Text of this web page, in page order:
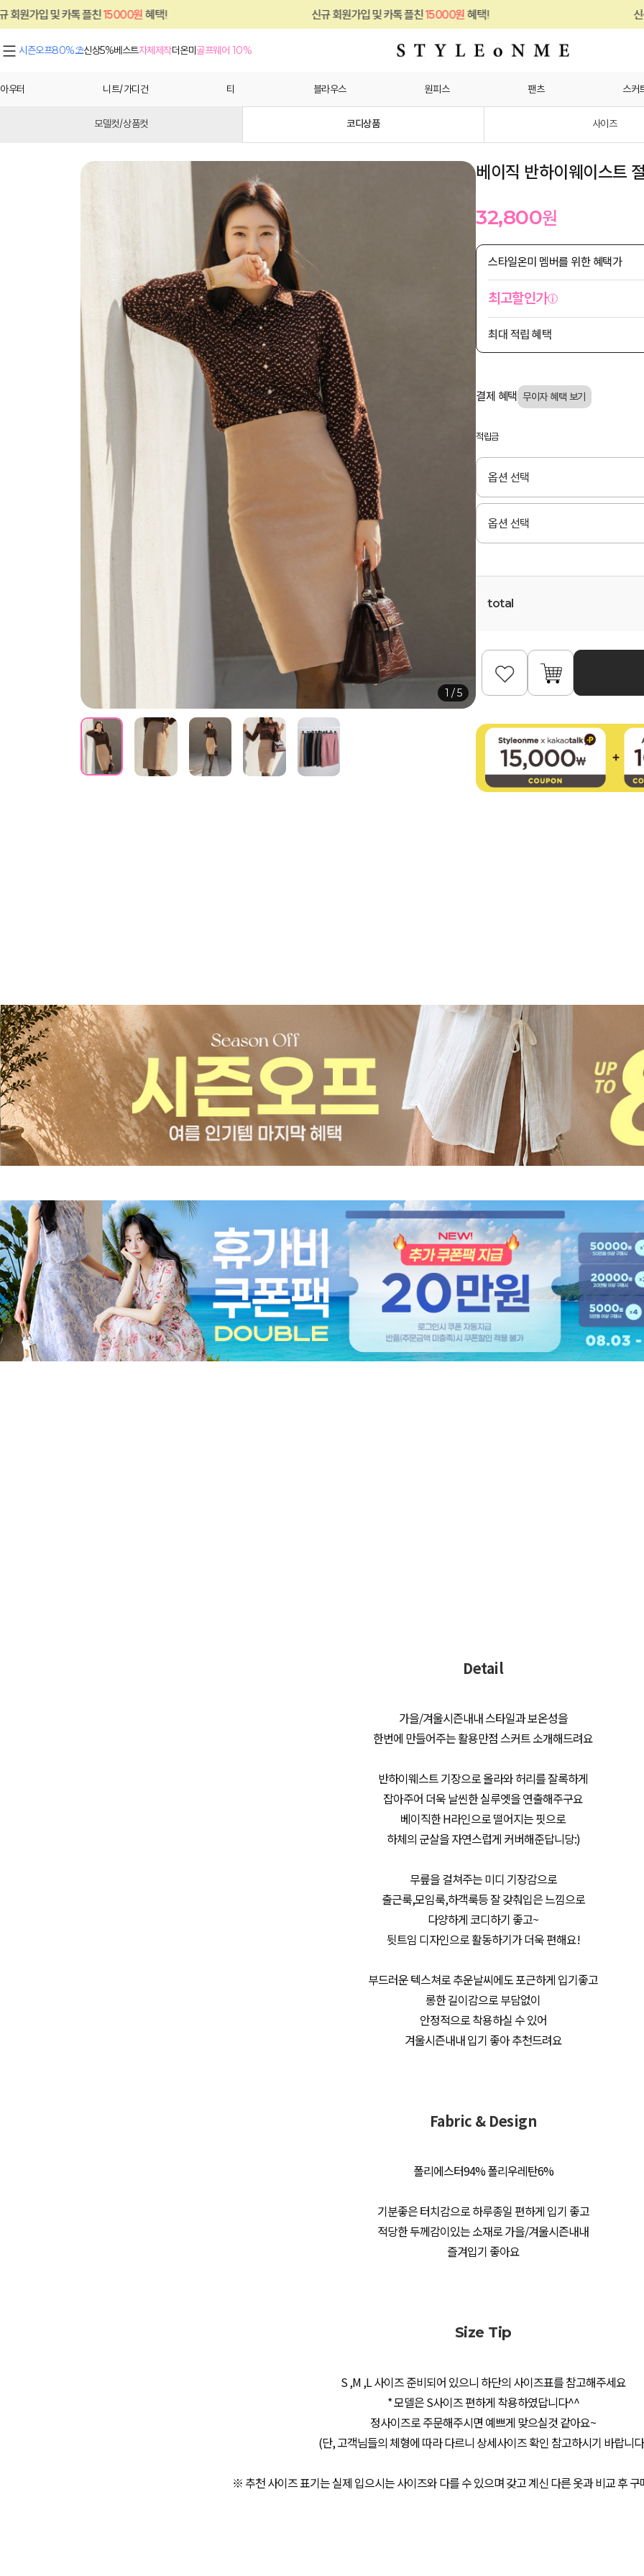
카톡 플친15000원혜택! 신규 회원가입 및 카톡 플친15000원혜택! 신규 회원가
시즌오프80%⛱신상5%베스트자체제작더온미골프웨어 10%
아우터 니트/가디건 티 블라우스 원피스 팬츠 스커
모델컷/상품컷 코디상품 사이즈
1 /5
베이직 반하이웨이스트
32,800원
스타일온미 멤버를 위한 혜택가
최고할인가
최대 적립 혜택
결제 혜택
적립금
total
Detail
가을/겨울시즌내내 스타일과 보온성을
한번에 만들어주는 활용만점 스커트 소개해드려요
반하이웨스트 기장으로 올라와 허리를 잘록하게
잡아주어 더욱 날씬한 실루엣을 연출해주구요
베이직한 H라인으로 떨어지는 핏으로
하체의 군살을 자연스럽게 커버해준답니당:)
무릎을 걸쳐주는 미디 기장감으로
출근룩,모임룩,하객룩등 잘 갖춰입은 느낌으로
다양하게 코디하기 좋고~
뒷트임 디자인으로 활동하기가 더욱 편해요!
부드러운 텍스쳐로 추운날씨에도 포근하게 입기좋고
롱한 길이감으로 부담없이
안정적으로 착용하실 수 있어
겨울시즌내내 입기 좋아 추천드려요
Fabric & Design
폴리에스터94% 폴리우레탄6%
기분좋은 터치감으로 하루종일 편하게 입기 좋고
적당한 두께감이있는 소재로 가을/겨울시즌내내
즐겨입기 좋아요
Size Tip
S ,M ,L 사이즈 준비되어 있으니 하단의 사이즈표를 참고해주세요
* 모델은 S사이즈 편하게 착용하였답니다^^
정사이즈로 주문해주시면 예쁘게 맞으실것 같아요~
(단, 고객님들의 체형에 따라 다르니 상세사이즈 확인 참고하시기 바랍니
※ 추천 사이즈 표기는 실제 입으시는 사이즈와 다를 수 있으며 갖고 계신 다른 옷과 비교 후